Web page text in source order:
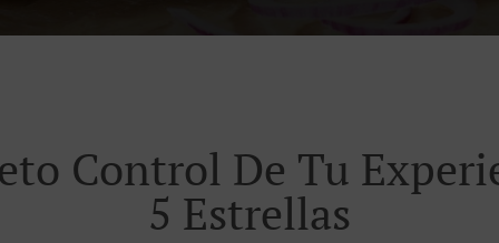
Control De Tu
5 Estrellas